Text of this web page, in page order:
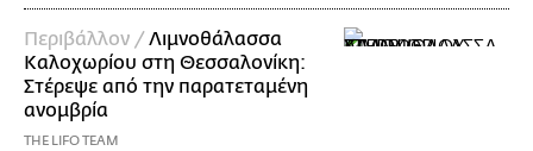
Περιβάλλον / Λιμνοθάλασσα
Καλοχωρίου στη Θεσσαλονίκη:
Στέρεψε από την παρατεταμένη
ανομβρία
THE LIFO TEAM